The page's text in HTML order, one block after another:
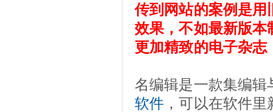
传到网站的案例是用
效果，不如最新版本
更加精致的电子杂
名编辑是一款集编
软件 ，可以在软件